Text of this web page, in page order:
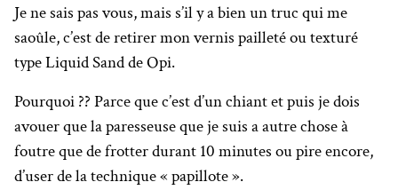
Je ne sais pas vous, mais s’il y a bien un truc qui me
saoûle, c’est de retirer mon vernis pailleté ou texturé
type Liquid Sand de Opi.
Pourquoi ?? Parce que c’est d’un chiant et puis je dois
avouer que la paresseuse que je suis a autre chose à
foutre que de frotter durant 10 minutes ou pire encore,
d’user de la technique « papillote ».